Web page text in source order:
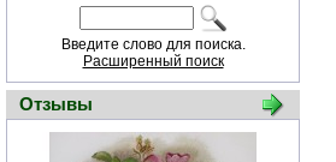
Введите слово для поиска.
Расширенный поиск
Отзывы